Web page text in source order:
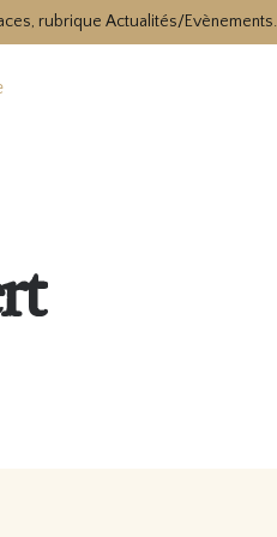
rubrique Actualités/Evènements.